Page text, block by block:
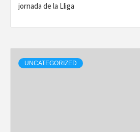
jornada de la Lliga
UNCATEGORIZED